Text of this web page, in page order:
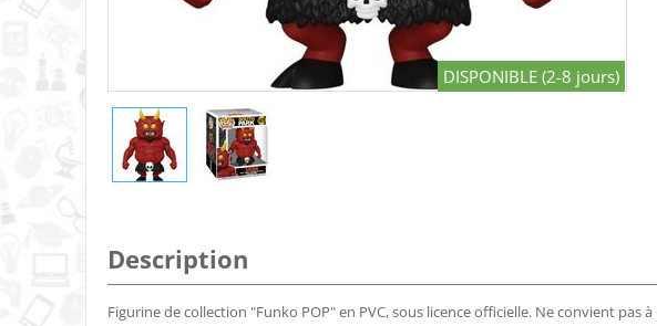
DISPONIBLE (2-8 jours)
Description
Figurine de collection "Funko POP" en PVC, sous licence officielle. Ne convient